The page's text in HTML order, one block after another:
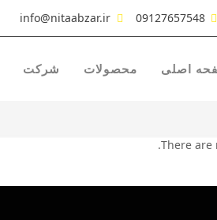
09127657548
info@nitaabzar.ir
اصلی محصولات شرکت
There are